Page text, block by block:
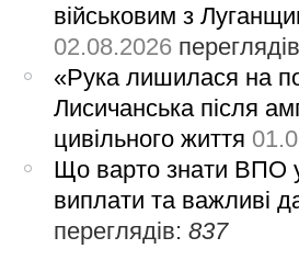
військовим з
02.08.2026
«Рука лишилася на
Лисичанська після
цивільного життя
Що варто знати ВПО
виплати та важливі
переглядів:837